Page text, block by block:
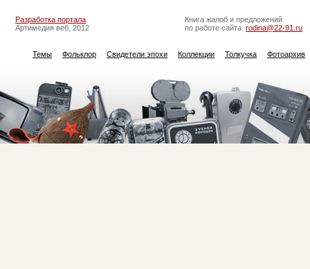
Разработка портала
Артимедия веб, 2012
Книга жалоб и предложений
по работе сайта: rodina@22-91.ru
Темы Фольклор Свидетели эпохи Коллекции Толкучка Фотоархив